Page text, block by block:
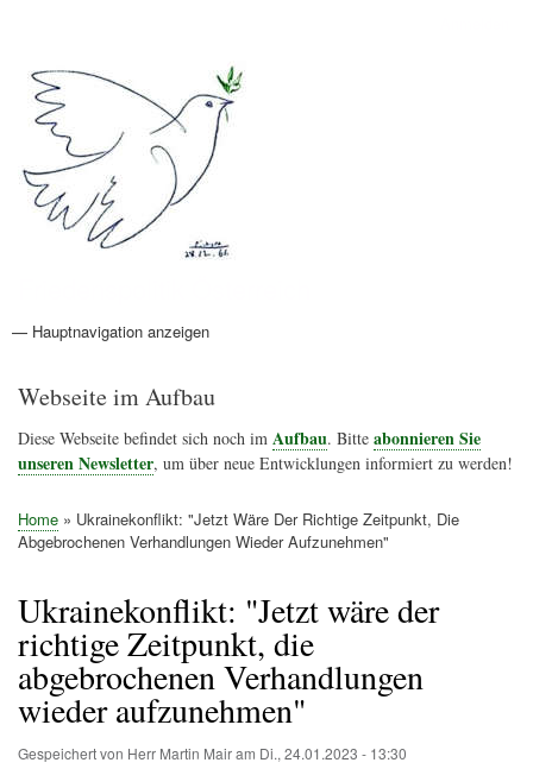
Hauptnavigation
— Hauptnavigation anzeigen
Aktionen
Friedensbewegung
Friedensprojekte
Home
Konflikte
Links
Narichtenlinks
News
Politik
Termine
Texte
Kunst
Friedensexperten
Friedensforschung
Friedensinitiativen
Friedensnachrichten
Webseite im Aufbau
Diese Webseite befindet sich noch im Aufbau. Bitte abonnieren Sie
unseren Newsletter, um über neue Entwicklungen informiert zu werden!
Pfadnavigation
Home
Ukrainekonflikt: "Jetzt Wäre Der Richtige Zeitpunkt, Die
Abgebrochenen Verhandlungen Wieder Aufzunehmen"
Ukrainekonflikt: "Jetzt wäre der
richtige Zeitpunkt, die
abgebrochenen Verhandlungen
wieder aufzunehmen"
Gespeichert von Herr Martin Mairam Di., 24.01.2023 - 13:30